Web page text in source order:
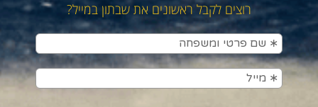
רוצים לקבל ראשונים את שבתון במייל?